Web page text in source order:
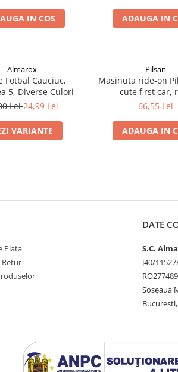
IN COS ADAUGA IN
Almarox
Fotbal Cauciuc,
5, Diverse Culori
Lei24,99 Lei
VARIANTE
Pilsan
Masinuta ride-on
cute first car,
66,55 Lei
ADAUGA IN
Plata
Retur
DATE
S.C.
J40/
Soseaua